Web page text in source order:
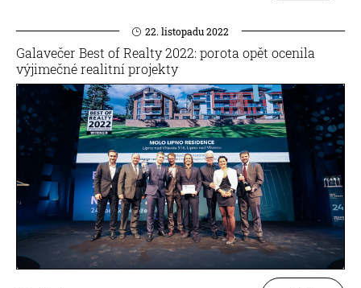
22. listopadu 2022
Galavečer Best of Realty 2022: porota opět ocenila
výjimečné realitní projekty